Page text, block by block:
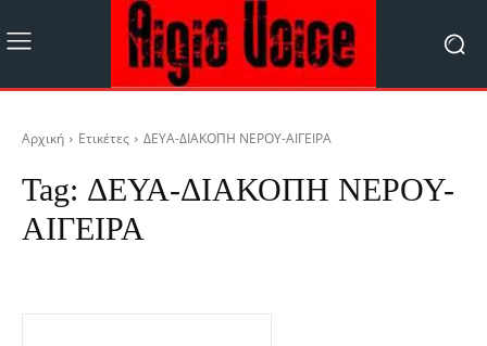
Αρχική Ετικέτες ΔΕΥΑ-ΔΙΑΚΟΠΗ ΝΕΡΟΥ-ΑΙΓΕΙΡΑ
Tag: ΔΕΥΑ-ΔΙΑΚΟΠΗ ΝΕΡΟΥ-
ΑΙΓΕΙΡΑ